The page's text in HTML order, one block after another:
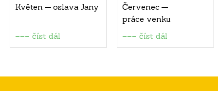
Květen — oslava Jany
––– číst dál
Červenec —
práce venku
––– číst dál